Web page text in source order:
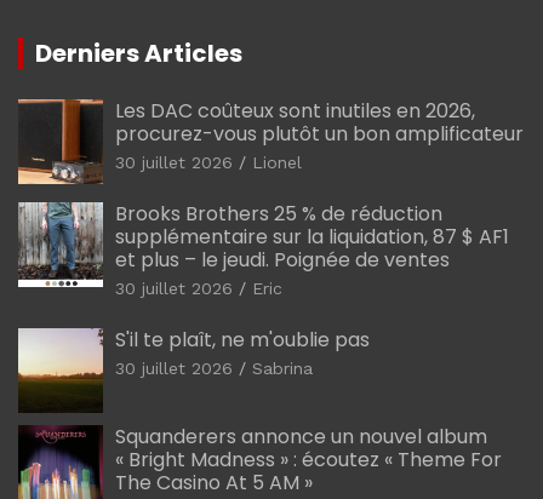
Derniers Articles
Les DAC coûteux sont inutiles en 2026,
procurez-vous plutôt un bon amplificateur
30 juillet 2026 Lionel
Brooks Brothers 25 % de réduction
supplémentaire sur la liquidation, 87 $ AF1
et plus – le jeudi. Poignée de ventes
30 juillet 2026 Eric
S'il te plaît, ne m'oublie pas
30 juillet 2026 Sabrina
Squanderers annonce un nouvel album
« Bright Madness » : écoutez « Theme For
The Casino At 5 AM »